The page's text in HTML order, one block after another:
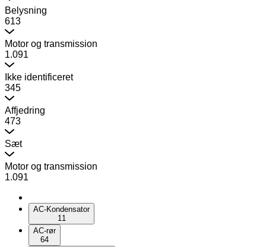
Belysning
613
Motor og transmission
1.091
Ikke identificeret
345
Affjedring
473
Sæt
Motor og transmission
1.091
AC-Kondensator
11
AC-rør
64